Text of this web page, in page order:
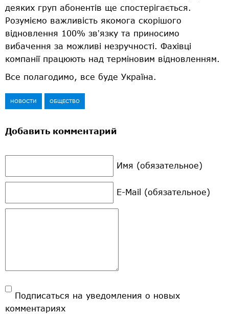
деяких груп абонентів ще спостерігається.
Розуміємо важливість якомога скорішого
відновлення 100% звʼязку та приносимо
вибачення за можливі незручності. Фахівці
компанії працюють над терміновим відновленням.
Все полагодимо, все буде Україна.
НОВОСТИ ОБЩЕСТВО
Добавить комментарий
Имя (обязательное)
E-Mail (обязательное)
Подписаться на уведомления о новых
комментариях